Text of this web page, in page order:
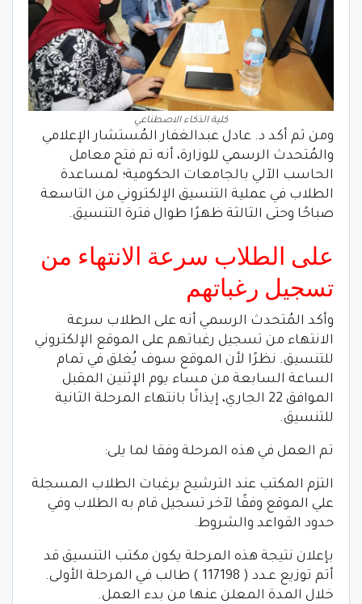
كلية الذكاء الاصطناعي
ومن ثم أكد د. عادل عبدالغفار المُستشار الإعلامي
والمُتحدث الرسمي للوزارة، أنه تم فتح معامل
الحاسب الآلي بالجامعات الحكومية؛ لمساعدة
الطلاب في عملية التنسيق الإلكتروني من التاسعة
صباحًا وحتى الثالثة ظهرًا طوال فترة التنسيق.
على الطلاب سرعة الانتهاء من
تسجيل رغباتهم
وأكد المُتحدث الرسمي أنه على الطلاب سرعة
الانتهاء من تسجيل رغباتهم على الموقع الإلكتروني
للتنسيق. نظرًا لأن الموقع سوف يُغلق في تمام
الساعة السابعة من مساء يوم الإثنين المقبل
الموافق 22 الجاري، إيذانًا بانتهاء المرحلة الثانية
للتنسيق.
تم العمل في هذه المرحلة وفقا لما يلى:
التزم المكتب عند الترشيح برغبات الطلاب المسجلة
علي الموقع وفقًا لآخر تسجيل قام به الطلاب وفي
حدود القواعد والشروط.
بإعلان نتيجة هذه المرحلة يكون مكتب التنسيق قد
أتم توزيع عـدد ( 117198 ) طالب في المرحلة الأولى.
خلال المدة المعلن عنها من بدء العمل.